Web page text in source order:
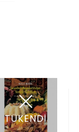
TÜKENDİ